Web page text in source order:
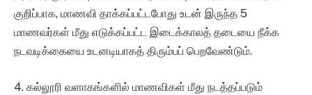
குறிப்பாக, மாணவி தாக்கப்பட்டபோது உடன் இருந்த 5
மாணவர்கள் மீது எடுக்கப்பட்ட இடைக்காலத் தடையை நீக்க
நடவடிக்கையை உடனடியாகத் திரும்பப் பெறவேண்டும்.
4. கல்லூரி வளாகங்களில் மாணவிகள் மீது நடத்தப்படும்